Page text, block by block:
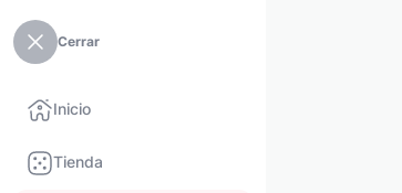
Cerrar
Inicio
Tienda